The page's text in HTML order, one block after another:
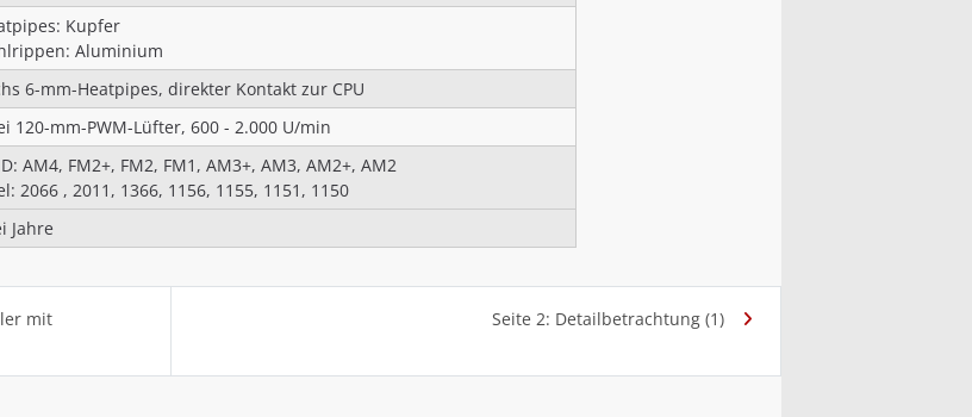
Kupfer
Aluminium
6-mm-Heatpipes, direkter Kontakt zur CPU
120-mm-PWM-Lüfter, 600 - 2.000 U/min
AM4, FM2+, FM2, FM1, AM3+, AM3, AM2+, AM2
2066 , 2011, 1366, 1156, 1155, 1151, 1150
Jahre
mit
Seite 2: Detailbetrachtung (1)